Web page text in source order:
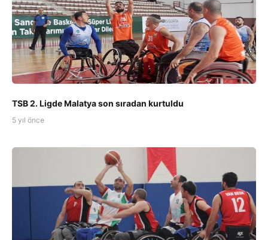
TSB 2. Ligde Malatya son sıradan kurtuldu
5 yıl önce